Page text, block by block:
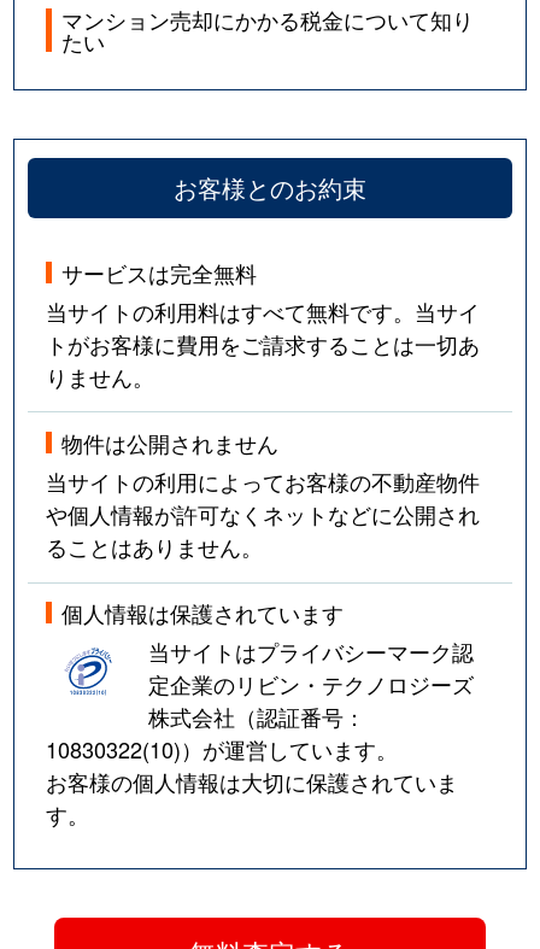
マンション売却にかかる税金について知り
たい
お客様とのお約束
サービスは完全無料
当サイトの利用料はすべて無料です。当サイ
トがお客様に費用をご請求することは一切あ
りません。
物件は公開されません
当サイトの利用によってお客様の不動産物件
や個人情報が許可なくネットなどに公開され
ることはありません。
個人情報は保護されています
当サイトはプライバシーマーク認
定企業のリビン・テクノロジーズ
株式会社（認証番号：
10830322(10)）が運営しています。
お客様の個人情報は大切に保護されていま
す。